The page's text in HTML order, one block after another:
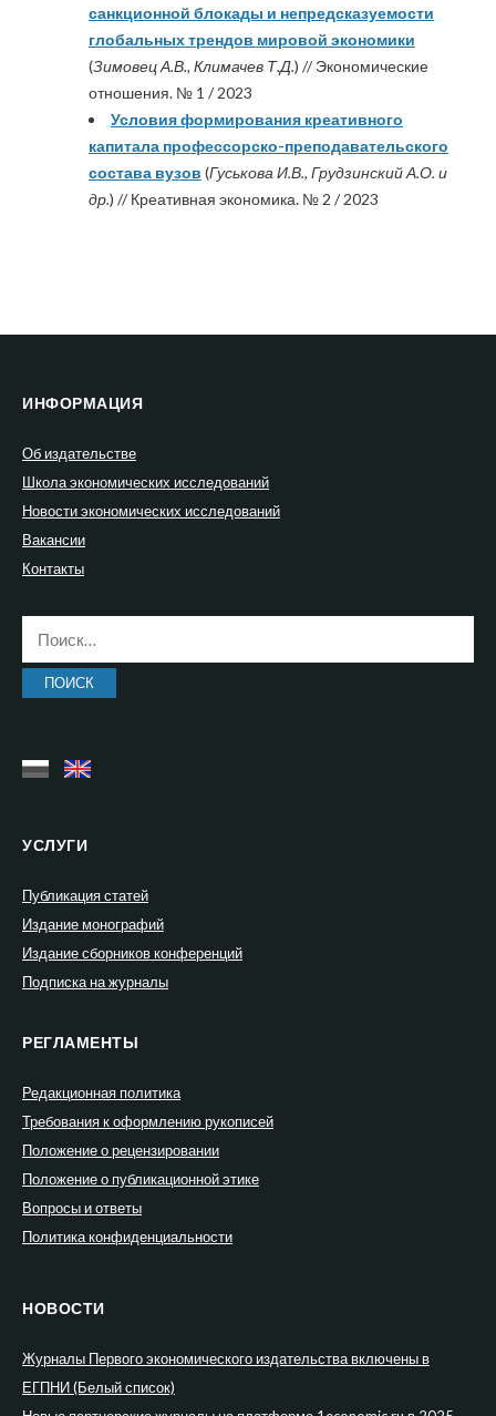
санкционной блокады и непредсказуемости
глобальных трендов мировой экономики
(Зимовец А.В., Климачев Т.Д.) // Экономические
отношения. № 1 / 2023
Условия формирования креативного
капитала профессорско-преподавательского
состава вузов (Гуськова И.В., Грудзинский А.О. и
др.) // Креативная экономика. № 2 / 2023
ИНФОРМАЦИЯ
Об издательстве
Школа экономических исследований
Новости экономических исследований
Вакансии
Контакты
УСЛУГИ
Публикация статей
Издание монографий
Издание сборников конференций
Подписка на журналы
РЕГЛАМЕНТЫ
Редакционная политика
Требования к оформлению рукописей
Положение о рецензировании
Положение о публикационной этике
Вопросы и ответы
Политика конфиденциальности
НОВОСТИ
Журналы Первого экономического издательства включены в
ЕГПНИ (Белый список)